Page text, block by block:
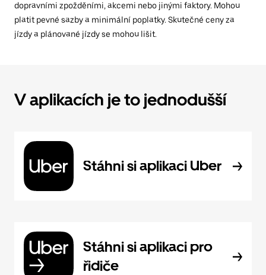
dopravními zpožděními, akcemi nebo jinými faktory. Mohou
platit pevné sazby a minimální poplatky. Skutečné ceny za
jízdy a plánované jízdy se mohou lišit.
V aplikacích je to jednodušší
Stáhni si aplikaci Uber
Stáhni si aplikaci pro
řidiče